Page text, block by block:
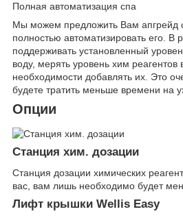
Полная автоматизация спа
Мы можем предложить Вам апгрейд
полностью автоматизировать его. В
поддерживать установленный
воду, мерять уровень хим реагентов
необходимости добавлять их. Это
будете тратить меньше времени на
Опции
Станция хим. дозации
Станция дозации химических
вас, вам лишь необходимо будет
Лифт крышки Wellis Easy